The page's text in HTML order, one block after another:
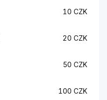
10 CZK
20 CZK
50 CZK
100 CZK